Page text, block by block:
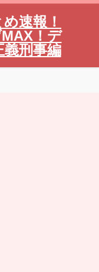
速報！
！デ
義刑事編